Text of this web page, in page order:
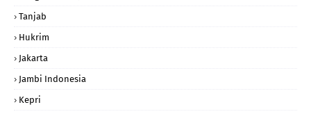
Tanjab
Hukrim
Jakarta
Jambi Indonesia
Kepri